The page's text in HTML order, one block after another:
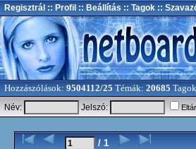
Regisztrál :: Profil :: Beállítás :: Tagok ::
Hozzászólások: 9504112/25 Témák: 20685
Név: Jelszó:
/ 1